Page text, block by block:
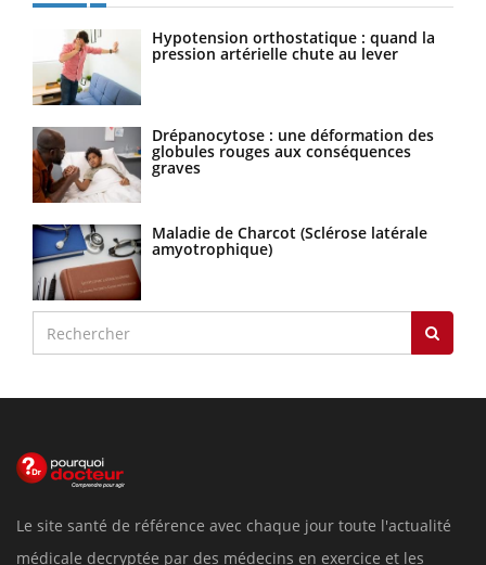
Hypotension orthostatique : quand la
pression artérielle chute au lever
Drépanocytose : une déformation des
globules rouges aux conséquences
graves
Maladie de Charcot (Sclérose latérale
amyotrophique)
Le site santé de référence avec chaque jour toute l'actualité
médicale decryptée par des médecins en exercice et les